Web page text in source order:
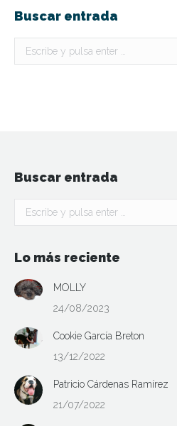
Buscar entrada
Buscar:
Buscar entrada
Buscar:
Lo más reciente
MOLLY
24/08/2023
Cookie García Breton
13/12/2022
Patricio Cárdenas Ramírez
21/07/2022